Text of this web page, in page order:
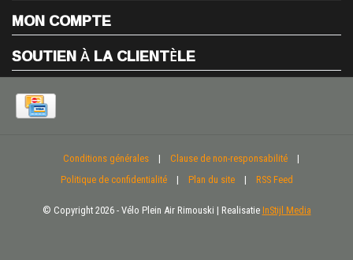
MON COMPTE
SOUTIEN À LA CLIENTÈLE
Conditions générales | Clause de non-responsabilité
|
Politique de confidentialité
| Plan du site | RSS Feed
© Copyright 2026 - Vélo Plein Air Rimouski | Realisatie InStijl Media